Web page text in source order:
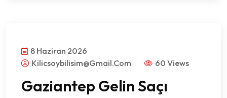
8 Haziran 2026
Kilicsoybilisim@gmail.com
60 Views
Gaziantep Gelin Saçı